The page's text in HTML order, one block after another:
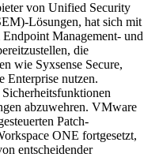
von Unified Security
Lösungen, hat sich mit
Management- und
die
wie Syxsense Secure,
Enterprise nutzen.
abzuwehren. VMware
Patch-
ONE fortgesetzt,
entscheidender